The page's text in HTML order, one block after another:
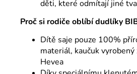
děti, které odmítají jiné
Proč si rodiče oblíbí dudlíky
Dítě saje pouze 100%
materiál, kaučuk
Hevea